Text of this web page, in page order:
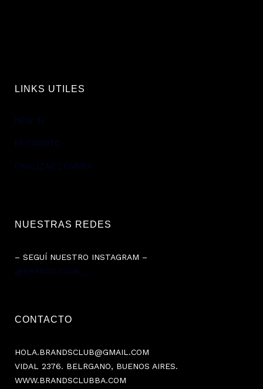
LINKS UTILES
NEW IN
MI CARRITO
FINALIZAR COMPRA
NUESTRAS REDES
– SEGUÍ NUESTRO INSTAGRAM –
@BRANDS.CLUB__
CONTACTO
HOLA.BRANDSCLUB@GMAIL.COM
VIDAL 2376. BELRGANO, BUENOS AIRES.
WWW.BRANDSCLUBBA.COM